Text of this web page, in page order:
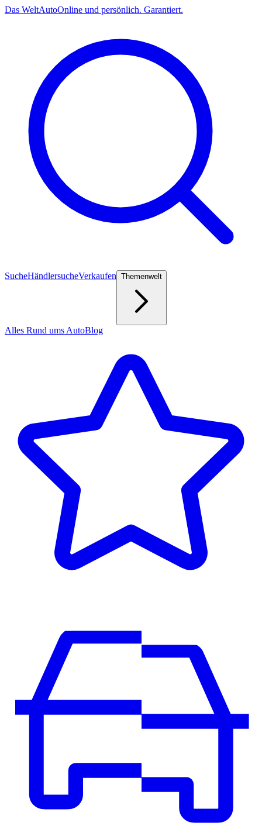
Das WeltAutoOnline und persönlich. Garantiert.
SucheHändlersucheVerkaufen Themenwelt
Alles Rund ums AutoBlog